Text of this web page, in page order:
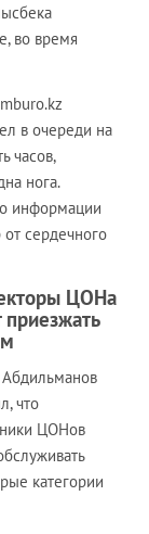
во время
в очереди на
часов,
нога.
информации
сердечного
ЦОНа
приезжать
что
ЦОНов
категории